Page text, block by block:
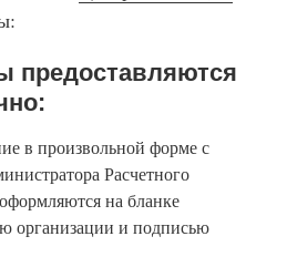
предоставляются
в произвольной форме с
Расчетного
на бланке
организации и подписью